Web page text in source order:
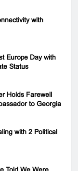
with
Europe Day with
Status
Holds Farewell
to Georgia
with 2 Political
Told We Were